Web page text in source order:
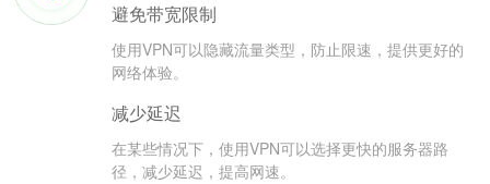
避免带宽限制
使用VPN可以隐藏流量类型，防止限速，提供更好的
网络体验。
减少延迟
在某些情况下，使用VPN可以选择更快的服务器路
径，减少延迟，提高网速。